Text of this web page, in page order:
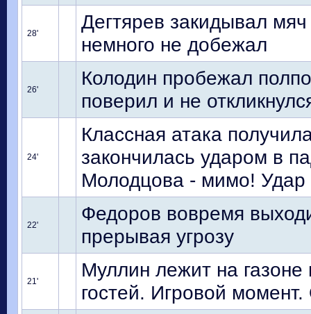
28'
Дегтярев закидывал
немного не добежал
26'
Колодин пробежал
поверил и не
24'
Классная атака
закончилась ударом в
Молодцова - мимо! Удар
22'
Федоров вовремя
прерывая угрозу
21'
Муллин лежит на газоне
гостей. Игровой